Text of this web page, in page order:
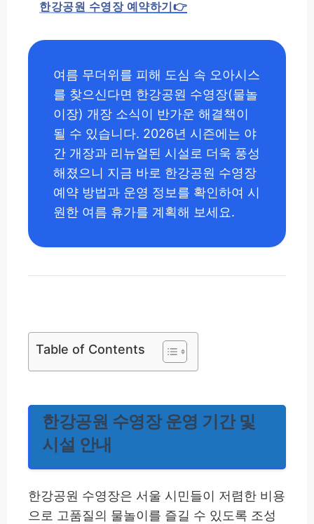
한강공원 수영장 예약하기👉
여름 무더위를 피해 도심 속 오아시스
를 찾으신다면 한강공원 수영장(물놀
이장) 개장 소식이 반가운 해결책이
될 수 있습니다. 2026년 시즌에는 야
간 개장과 리뉴얼된 시설로 더욱 풍성
해졌으니 지금 바로 한강공원 수영장
예약 방법과 운영 정보를 확인하여 시
원한 여름 휴가를 계획해 보세요.
Table of Contents
한강공원 수영장 운영 기간 및
시설 안내
한강공원 수영장은 서울 시민들이 저렴한 비용
으로 고품질의 물놀이를 즐길 수 있도록 조성